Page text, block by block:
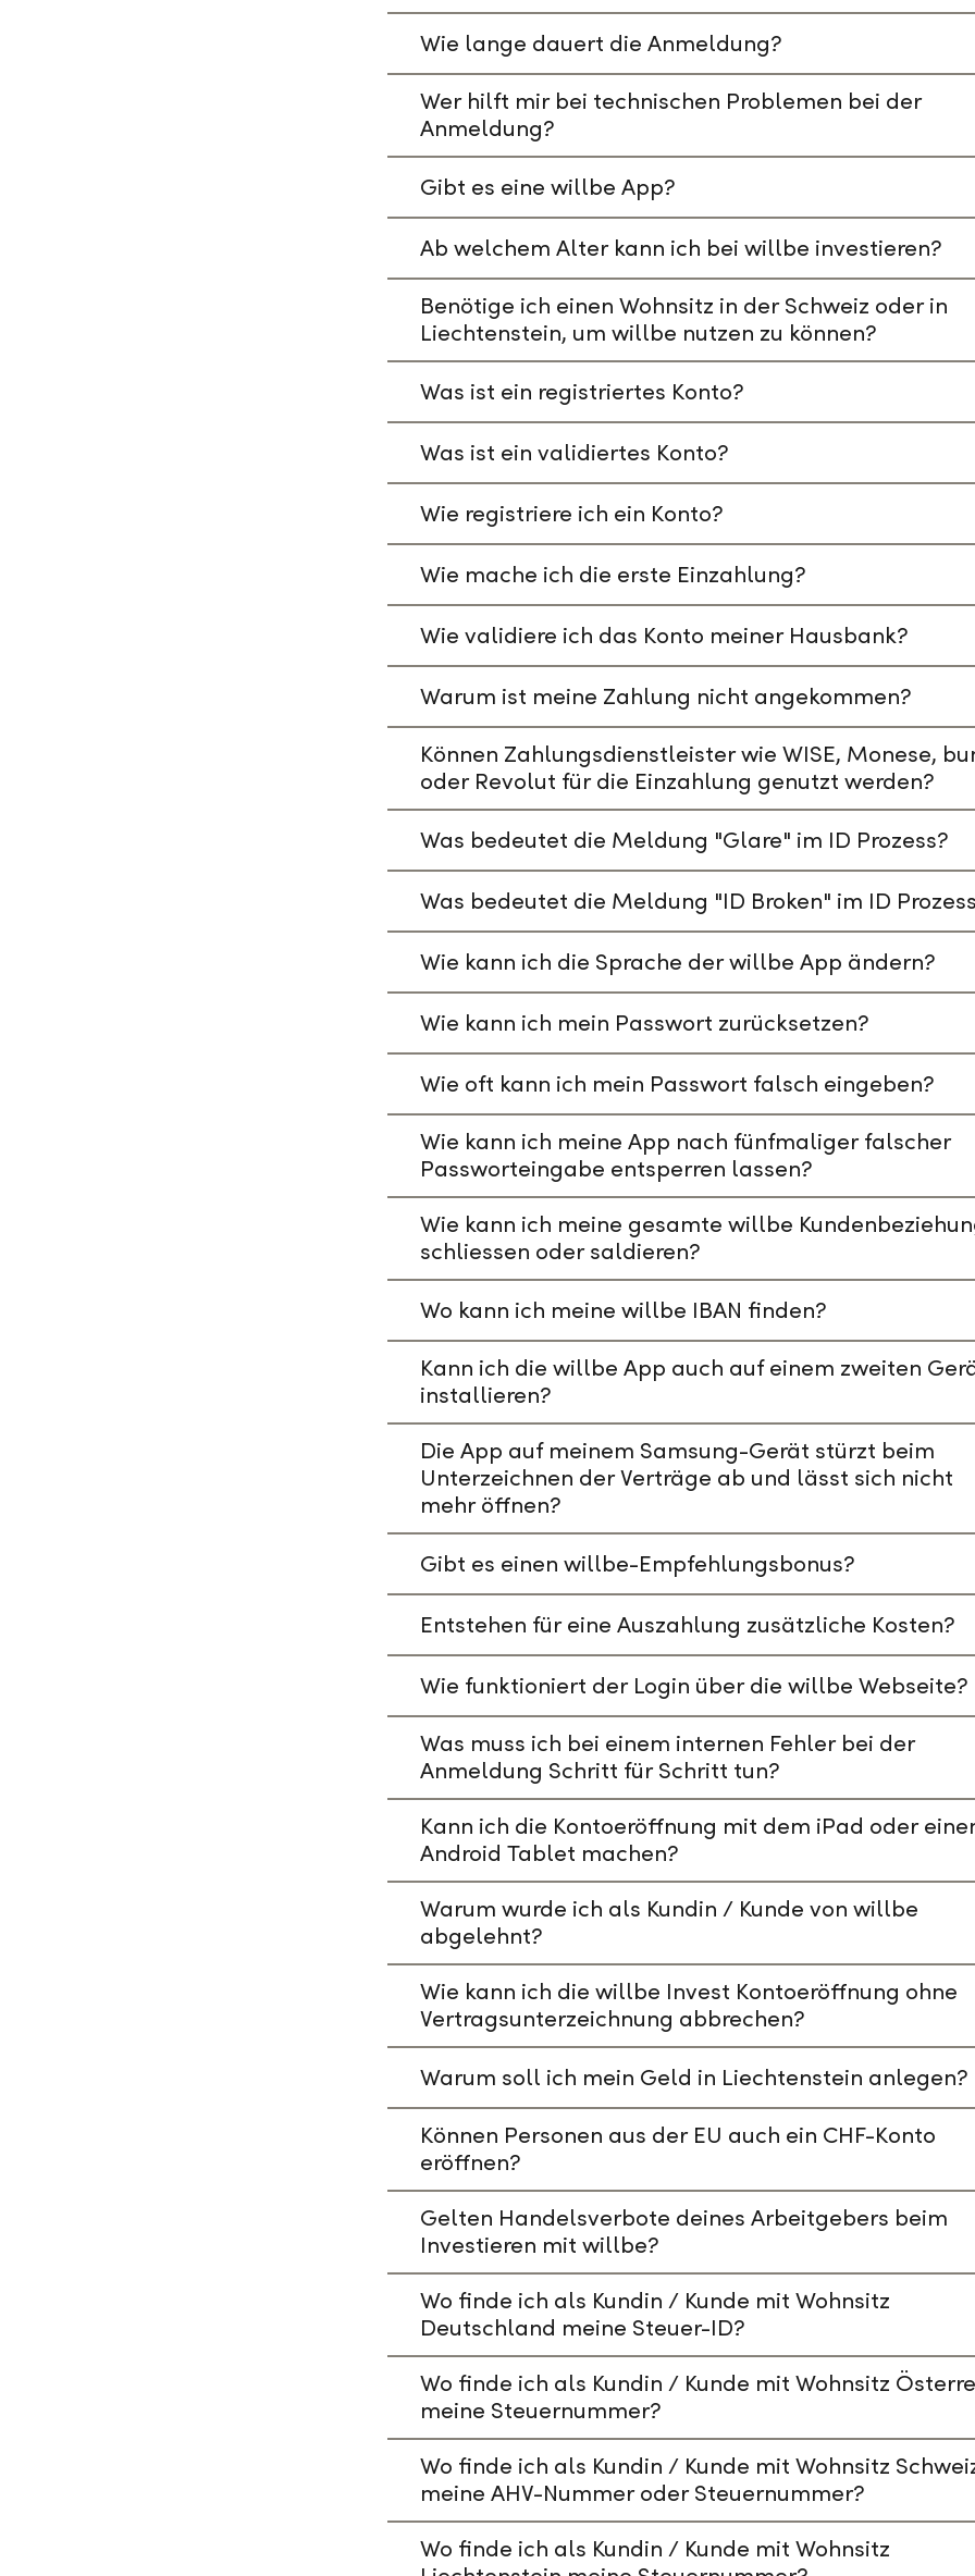
Wie lange dauert die Anmeldung?
Wer hilft mir bei technischen Problemen bei der
Anmeldung?
Gibt es eine willbe App?
Ab welchem Alter kann ich bei willbe investieren?
Benötige ich einen Wohnsitz in der Schweiz oder in
Liechtenstein, um willbe nutzen zu können?
Was ist ein registriertes Konto?
Was ist ein validiertes Konto?
Wie registriere ich ein Konto?
Wie mache ich die erste Einzahlung?
Wie validiere ich das Konto meiner Hausbank?
Warum ist meine Zahlung nicht angekommen?
Können Zahlungsdienstleister wie WISE, Monese,
oder Revolut für die Einzahlung genutzt werden?
Was bedeutet die Meldung "Glare" im ID Prozess?
Was bedeutet die Meldung "ID Broken" im ID
Wie kann ich die Sprache der willbe App ändern?
Wie kann ich mein Passwort zurücksetzen?
Wie oft kann ich mein Passwort falsch eingeben?
Wie kann ich meine App nach fünfmaliger falscher
Passworteingabe entsperren lassen?
Wie kann ich meine gesamte willbe
schliessen oder saldieren?
Wo kann ich meine willbe IBAN finden?
Kann ich die willbe App auch auf einem zweiten
installieren?
Die App auf meinem Samsung-Gerät stürzt beim
Unterzeichnen der Verträge ab und lässt sich nicht
mehr öffnen?
Gibt es einen willbe-Empfehlungsbonus?
Entstehen für eine Auszahlung zusätzliche Kosten?
Wie funktioniert der Login über die willbe Webseite?
Was muss ich bei einem internen Fehler bei der
Anmeldung Schritt für Schritt tun?
Kann ich die Kontoeröffnung mit dem iPad oder
Android Tablet machen?
Warum wurde ich als Kundin / Kunde von willbe
abgelehnt?
Wie kann ich die willbe Invest Kontoeröffnung ohne
Vertragsunterzeichnung abbrechen?
Warum soll ich mein Geld in Liechtenstein anlegen?
Können Personen aus der EU auch ein CHF-Konto
eröffnen?
Gelten Handelsverbote deines Arbeitgebers beim
Investieren mit willbe?
Wo finde ich als Kundin / Kunde mit Wohnsitz
Deutschland meine Steuer-ID?
Wo finde ich als Kundin / Kunde mit Wohnsitz
meine Steuernummer?
Wo finde ich als Kundin / Kunde mit Wohnsitz
meine AHV-Nummer oder Steuernummer?
Wo finde ich als Kundin / Kunde mit Wohnsitz